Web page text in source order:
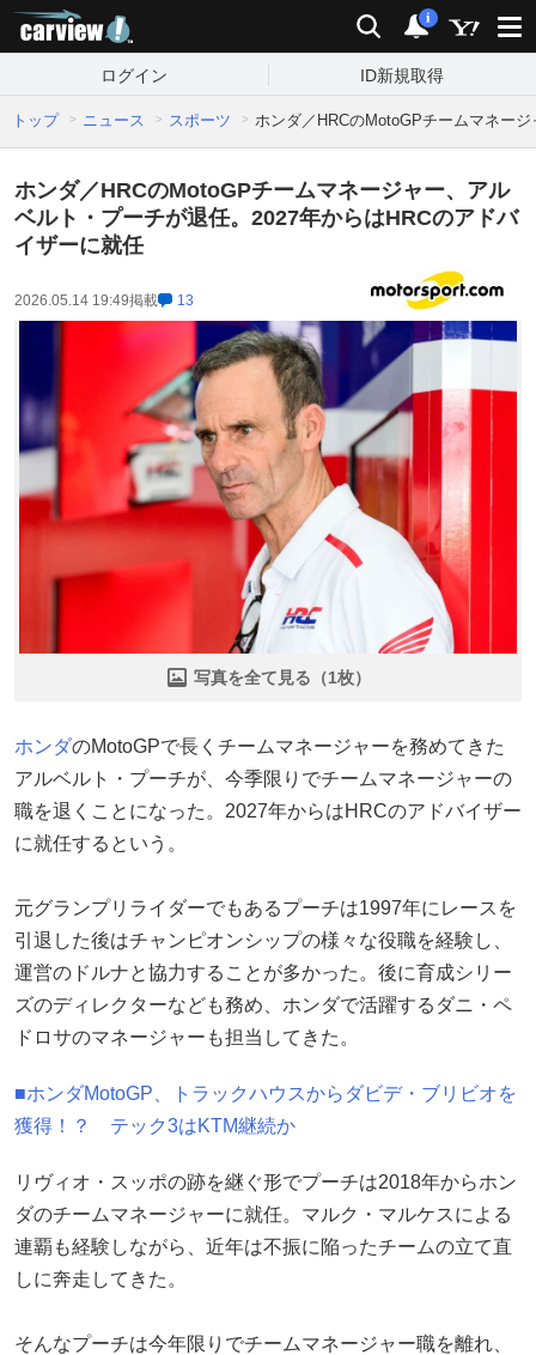
検索 通知
i
ログイン ID新規取得
トップ ニュース スポーツ ホンダ／HRCのMotoGPチームマネー
ホンダ／HRCのMotoGPチームマネージャー、アル
ベルト・プーチが退任。2027年からはHRCのアドバ
イザーに就任
2026.05.14 19:49掲載 13
写真を全て見る（1枚）
ホンダのMotoGPで長くチームマネージャーを務めてきた
アルベルト・プーチが、今季限りでチームマネージャーの
職を退くことになった。2027年からはHRCのアドバイザー
に就任するという。
元グランプリライダーでもあるプーチは1997年にレースを
引退した後はチャンピオンシップの様々な役職を経験し、
運営のドルナと協力することが多かった。後に育成シリー
ズのディレクターなども務め、ホンダで活躍するダニ・ペ
ドロサのマネージャーも担当してきた。
■ホンダMotoGP、トラックハウスからダビデ・ブリビオを
獲得！？ テック3はKTM継続か
リヴィオ・スッポの跡を継ぐ形でプーチは2018年からホン
ダのチームマネージャーに就任。マルク・マルケスによる
連覇も経験しながら、近年は不振に陥ったチームの立て直
しに奔走してきた。
そんなプーチは今年限りでチームマネージャー職を離れ、